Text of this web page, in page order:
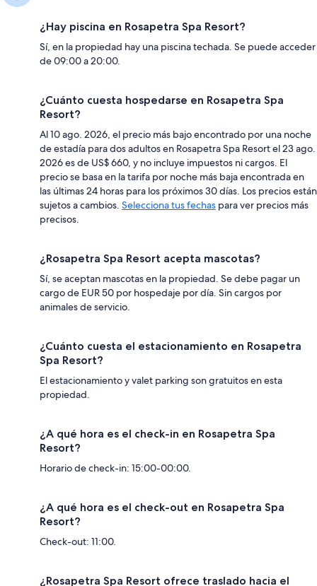
¿Hay piscina en Rosapetra Spa Resort?
Sí, en la propiedad hay una piscina techada. Se puede acceder
de 09:00 a 20:00.
¿Cuánto cuesta hospedarse en Rosapetra Spa
Resort?
Al 10 ago. 2026, el precio más bajo encontrado por una noche
de estadía para dos adultos en Rosapetra Spa Resort el 23 ago.
2026 es de US$ 660, y no incluye impuestos ni cargos. El
precio se basa en la tarifa por noche más baja encontrada en
las últimas 24 horas para los próximos 30 días. Los precios están
sujetos a cambios. Selecciona tus fechas para ver precios más
precisos.
¿Rosapetra Spa Resort acepta mascotas?
Sí, se aceptan mascotas en la propiedad. Se debe pagar un
cargo de EUR 50 por hospedaje por día. Sin cargos por
animales de servicio.
¿Cuánto cuesta el estacionamiento en Rosapetra
Spa Resort?
El estacionamiento y valet parking son gratuitos en esta
propiedad.
¿A qué hora es el check-in en Rosapetra Spa
Resort?
Horario de check-in: 15:00-00:00.
¿A qué hora es el check-out en Rosapetra Spa
Resort?
Check-out: 11:00.
¿Rosapetra Spa Resort ofrece traslado hacia el